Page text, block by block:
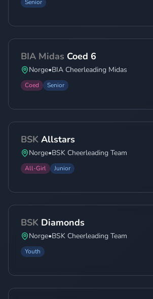
Senior
BIA Midas Coed 6
Norge•BIA Cheerleading Midas
Coed Senior
BSK Allstars
Norge•BSK Cheerleading Team
All-Girl Junior
BSK Diamonds
Norge•BSK Cheerleading Team
Youth